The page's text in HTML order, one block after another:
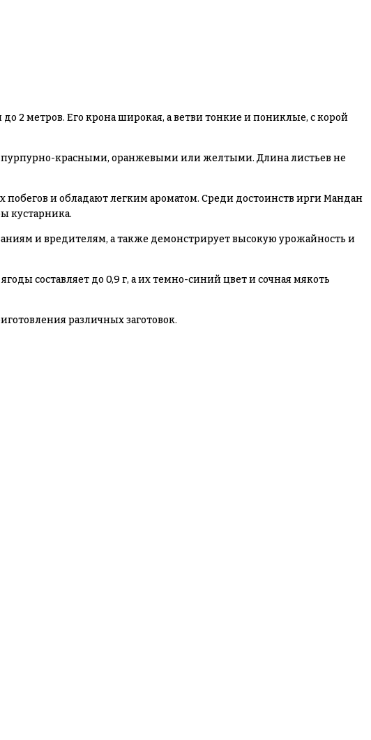
2 метров. Его крона широкая, а ветви тонкие и пониклые, с корой
пурпурно-красными, оранжевыми или желтыми. Длина листьев не
и обладают легким ароматом. Среди достоинств ирги Мандан
кустарника.
и вредителям, а также демонстрирует высокую урожайность и
составляет до 0,9 г, а их темно-синий цвет и сочная мякоть
различных заготовок.